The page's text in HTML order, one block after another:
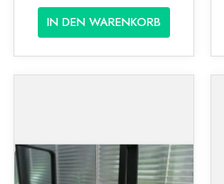
IN DEN WARENKORB